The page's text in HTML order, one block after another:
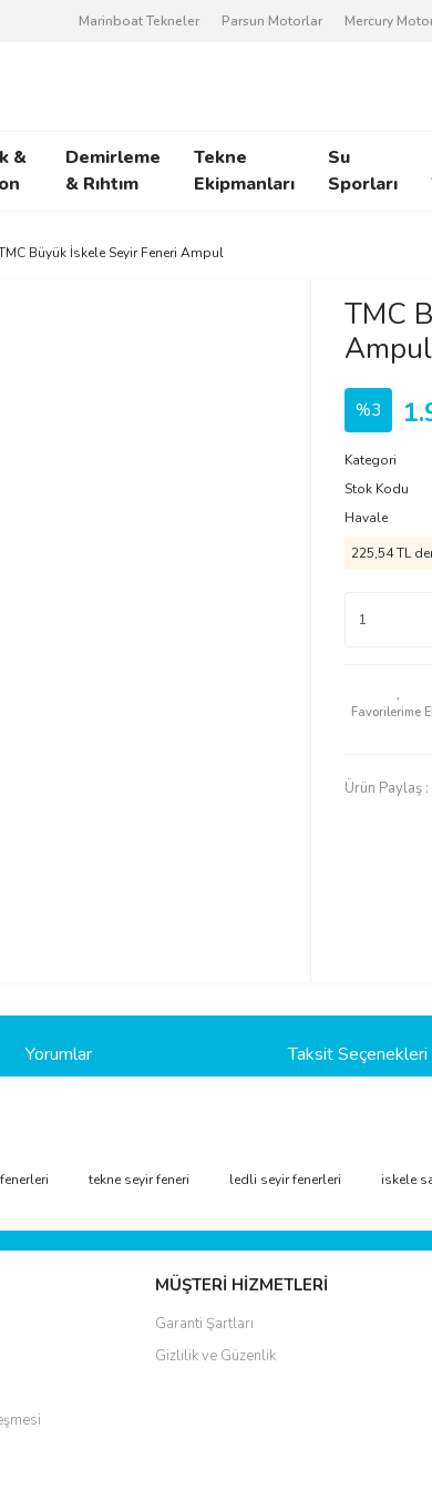
Marinboat Tekneler Parsun Motorlar Mercury
&
Demirleme
& Rıhtım
Tekne
Ekipmanları
Su
Sporları
Büyük İskele Seyir Feneri Ampul
TMC
Ampul
%3
Kategori
Stok Kodu
Havale
225,54 TL
Ürün Paylaş :
Yorumlar Taksit Seçenekleri
Bu ürüne ilk yorumu siz yapın!
tekne seyir feneri ledli seyir fenerleri iskele
MÜŞTERİ HİZMETLERİ
Garanti Şartları
Gizlilik ve Güzenlik